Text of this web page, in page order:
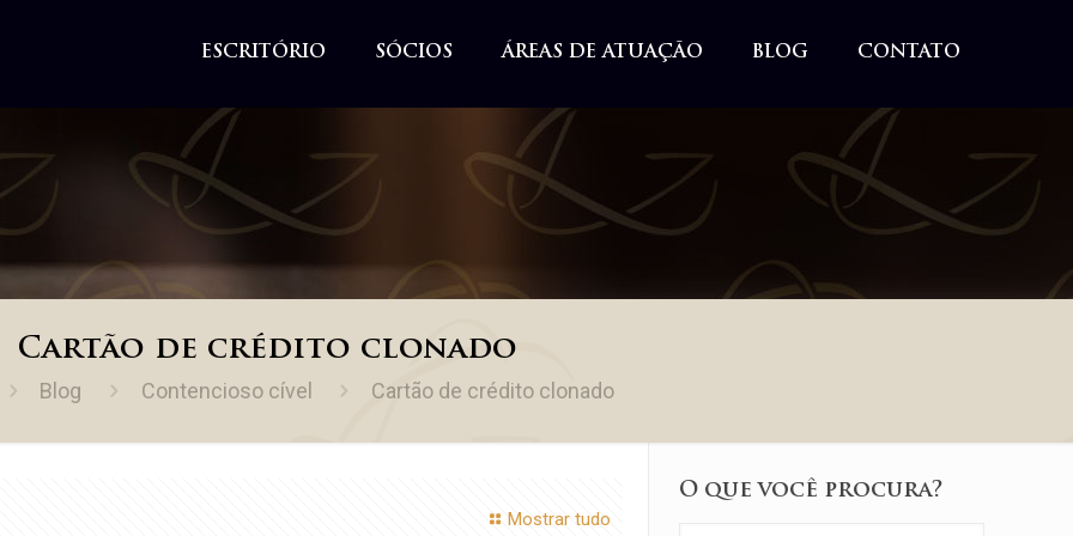
ESCRITÓRIO SÓCIOS ÁREAS DE ATUAÇÃO BLOG CONTATO
Cartão de crédito clonado
Blog Contencioso cível Cartão de crédito clonado
Mostrar tudo
O que você procura?